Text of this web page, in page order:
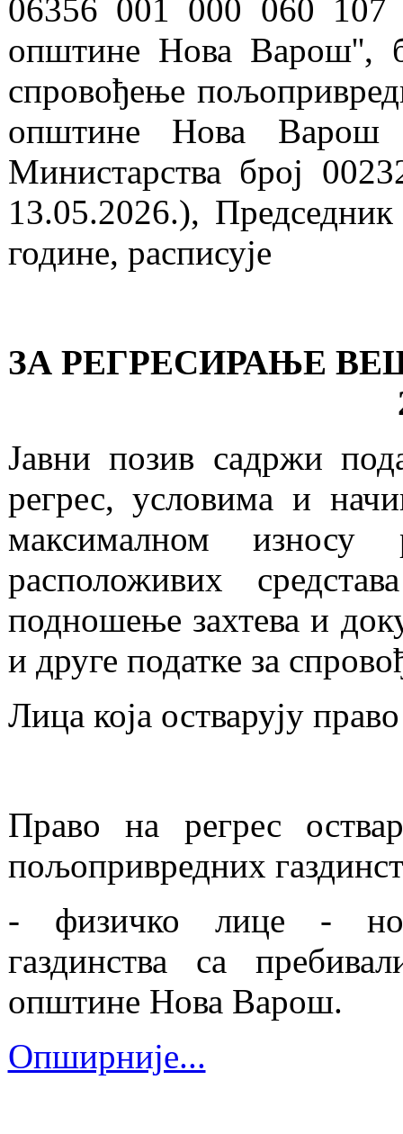
06356 001 000 060 107
општине Нова Варош'',
спровођење
општине Нова Варош
Министарства број
13.05.2026.),
године, расписује
ЗА РЕГРЕСИРАЊЕ
Јавни позив садржи
регрес, условима и
максималном
расположивих
подношење захтева и
и друге податке за
Лица која остварују
Право на регрес
пољопривредних
- физичко лице -
газдинства са
општине Нова Варош.
Опширније...